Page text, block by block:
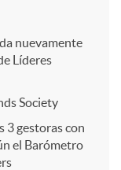
nuevamente
Líderes
Society
3 gestoras con
el Barómetro